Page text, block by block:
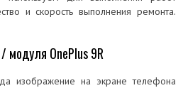
и скорость выполнения ремонта.
модуля OnePlus 9R
изображение на экране телефона